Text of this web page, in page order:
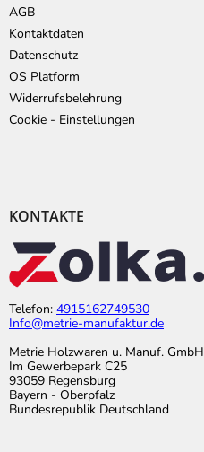
AGB
Kontaktdaten
Datenschutz
OS Platform
Widerrufsbelehrung
Cookie - Einstellungen
KONTAKTE
Telefon: 4915162749530
Info@metrie-manufaktur.de
Metrie Holzwaren u. Manuf. GmbH
Im Gewerbepark C25
93059 Regensburg
Bayern - Oberpfalz
Bundesrepublik Deutschland